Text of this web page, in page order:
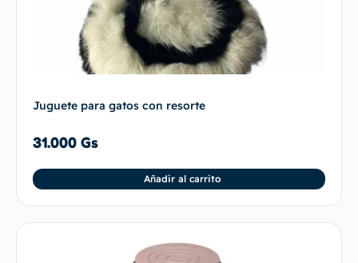
Juguete para gatos con resorte
31.000 Gs
Añadir al carrito